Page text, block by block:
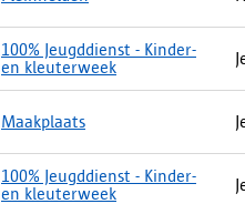
100% Jeugddienst - Kinder-
en kleuterweek
Maakplaats
100% Jeugddienst - Kinder-
en kleuterweek